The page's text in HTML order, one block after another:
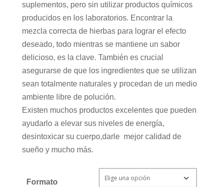
suplementos, pero sin utilizar productos químicos
producidos en los laboratorios. Encontrar la
mezcla correcta de hierbas para lograr el efecto
deseado, todo mientras se mantiene un sabor
delicioso, es la clave. También es crucial
asegurarse de que los ingredientes que se utilizan
sean totalmente naturales y procedan de un medio
ambiente libre de polución.
Existen muchos productos excelentes que pueden
ayudarlo a elevar sus niveles de energía,
desintoxicar su cuerpo,darle mejor calidad de
sueño y mucho más.
Formato